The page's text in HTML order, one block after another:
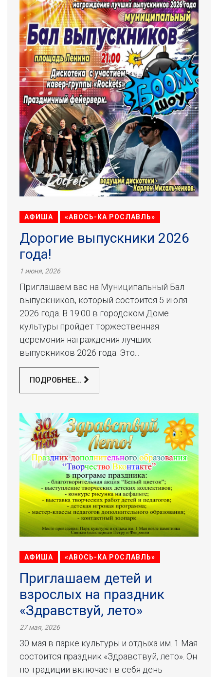
АФИША «АВОСЬ-КА РОСЛАВЛЬ»
Дорогие выпускники 2026
года!
1 июня, 2026
Приглашаем вас на Муниципальный Бал
выпускников, который состоится 5 июля
2026 года. В 19:00 в городском Доме
культуры пройдет торжественная
церемония награждения лучших
выпускников 2026 года. Это...
ПОДРОБНЕЕ...
АФИША «АВОСЬ-КА РОСЛАВЛЬ»
Приглашаем детей и
взрослых на праздник
«Здравствуй, лето»
27 мая, 2026
30 мая в парке культуры и отдыха им. 1 Мая
состоится праздник «Здравствуй, лето». Он
по традиции включает в себя день